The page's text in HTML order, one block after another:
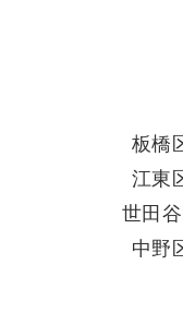
板橋
江東
世田
中野